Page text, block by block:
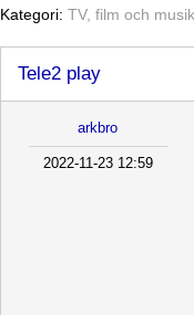
Kategori:TV, film och musik
Tele2 play
arkbro
2022-11-23 12:59